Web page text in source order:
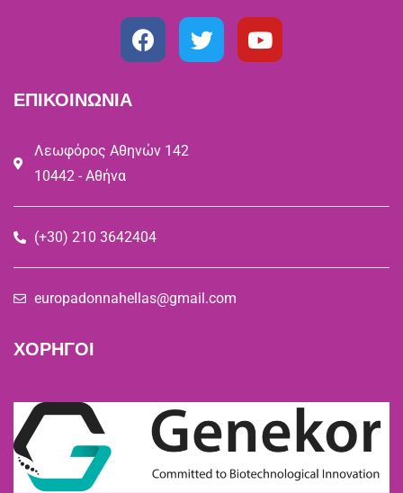
ΕΠΙΚΟΙΝΩΝΙΑ
Λεωφόρος Αθηνών 142
10442 - Αθήνα
(+30) 210 3642404
europadonnahellas@gmail.com
ΧΟΡΗΓΟΙ